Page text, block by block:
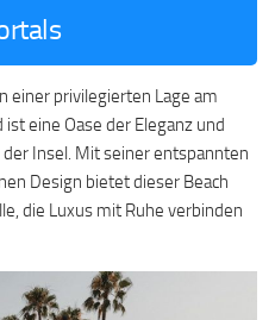
einer privilegierten Lage am
ist eine Oase der Eleganz und
Insel. Mit seiner entspannten
Design bietet dieser Beach
die Luxus mit Ruhe verbinden